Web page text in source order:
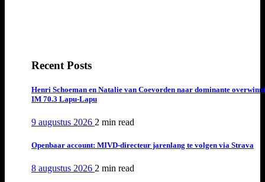
Recent Posts
Henri Schoeman en Natalie van Coevorden naar dominante
IM 70.3 Lapu-Lapu
9 augustus 2026 2 min read
Openbaar account: MIVD-directeur jarenlang te volgen via Strava
8 augustus 2026 2 min read